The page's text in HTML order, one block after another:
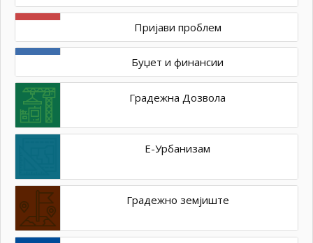
Пријави проблем
Буџет и финансии
Градежна Дозвола
Е-Урбанизам
Градежно земјиште